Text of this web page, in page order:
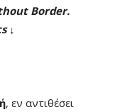
Border.
↓
, εν αντιθέσει